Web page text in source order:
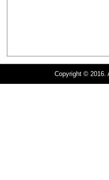
Copyright © 2016.